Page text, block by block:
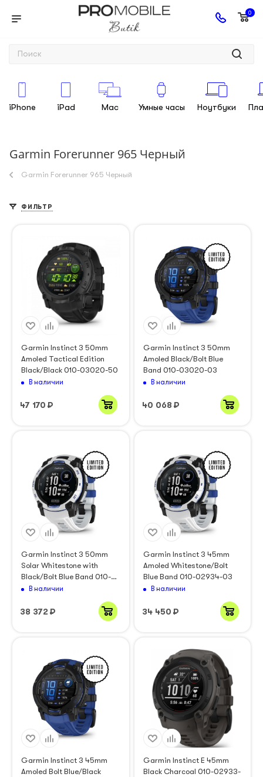
0
iPhone iPad Mac Умные часы Ноутбуки
Garmin Forerunner 965 Черный
Garmin Forerunner 965 Черный
ФИЛЬТР
Garmin Instinct 3 50mm
Amoled Tactical Edition
Black/Black 010-03020-50
В наличии
47 170 ₽
Garmin Instinct 3 50mm
Amoled Black/Bolt Blue
Band 010-03020-03
В наличии
40 068 ₽
Garmin Instinct 3 50mm
Solar Whitestone with
Black/Bolt Blue Band 010-
02935-03
В наличии
38 372 ₽
Garmin Instinct 3 45mm
Amoled Whitestone/Bolt
Blue Band 010-02934-03
В наличии
34 450 ₽
Garmin Instinct 3 45mm
Amoled Bolt Blue/Black
Garmin Instinct E 45mm
Black Charcoal 010-02933-